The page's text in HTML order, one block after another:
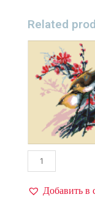
Related
Добавить в